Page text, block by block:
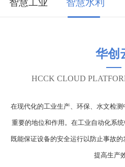
智慧工业 智慧水利
华创
HCCK CLOUD
在现代化的工业生产、环保、水文检
重要的地位和作用。在工业自动化系
既能保证设备的安全运行以防止事故
提高生产